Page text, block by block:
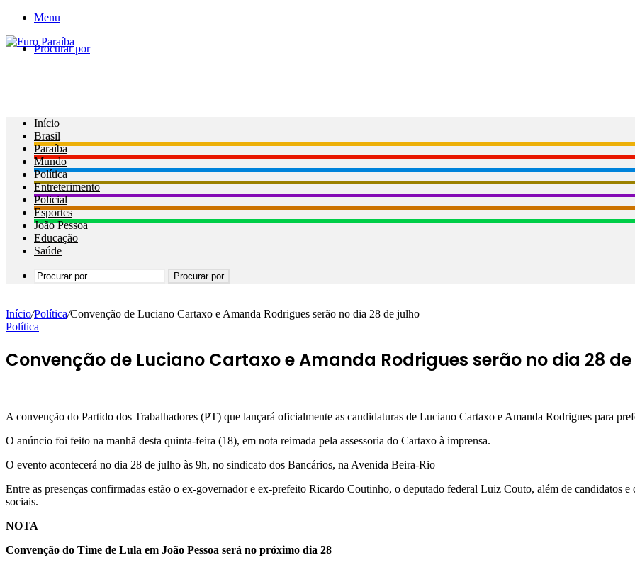
Menu
Procurar por
Início
Brasil
Paraíba
Mundo
Política
Entreterimento
Policial
Esportes
João Pessoa
Educação
Saúde
Procurar por
Início/Política/Convenção de Luciano Cartaxo e Amanda Rodrigues serão no dia 28 de julho
Política
Convenção de Luciano Cartaxo e Amanda Rodrigues serão no dia 28
A convenção do Partido dos Trabalhadores (PT) que lançará oficialmente as candidaturas de Luciano Cartaxo e Amanda Rodrigues para
O anúncio foi feito na manhã desta quinta-feira (18), em nota reimada pela assessoria do Cartaxo à imprensa.
O evento acontecerá no dia 28 de julho às 9h, no sindicato dos Bancários, na Avenida Beira-Rio
Entre as presenças confirmadas estão o ex-governador e ex-prefeito Ricardo Coutinho, o deputado federal Luiz Couto, além de candidatos
sociais.
NOTA
Convenção do Time de Lula em João Pessoa será no próximo dia 28